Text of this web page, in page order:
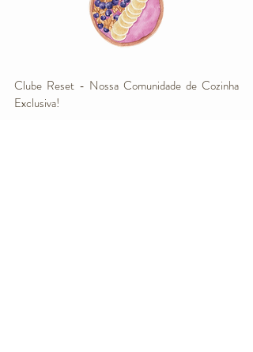
Clube Reset - Nossa Comunidade de Cozinha
Exclusiva!